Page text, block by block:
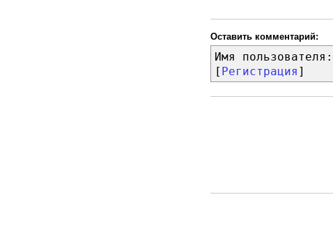
Оставить комментарий:
Имя пользователя:
[ Регистрация ]